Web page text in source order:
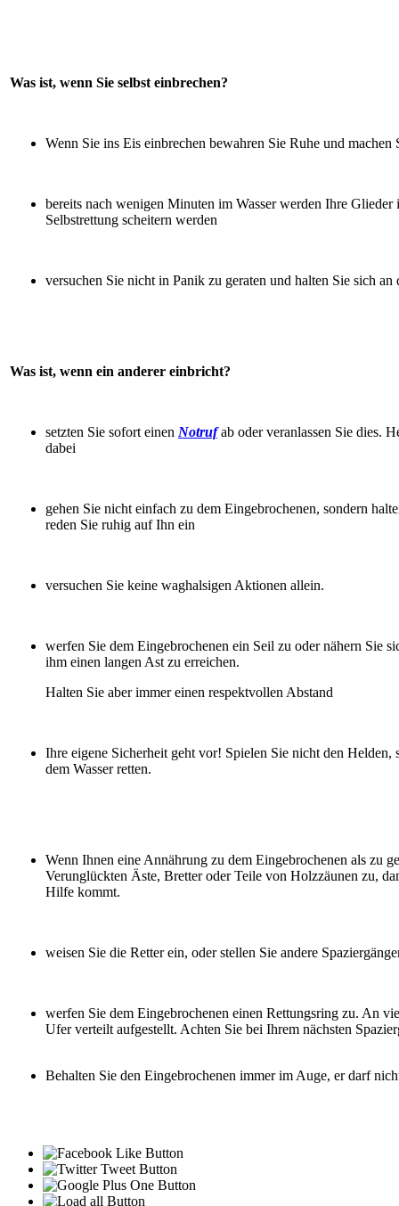
Was ist, wenn Sie selbst einbrechen?
Wenn Sie ins Eis einbrechen bewahren Sie Ruhe und machen
bereits nach wenigen Minuten im Wasser werden Ihre Glieder
Selbstrettung scheitern werden
versuchen Sie nicht in Panik zu geraten und halten Sie sich an
Was ist, wenn ein anderer einbricht?
setzten Sie sofort einen Notruf ab oder veranlassen Sie dies.
dabei
gehen Sie nicht einfach zu dem Eingebrochenen, sondern
reden Sie ruhig auf Ihn ein
versuchen Sie keine waghalsigen Aktionen allein.
werfen Sie dem Eingebrochenen ein Seil zu oder nähern Sie
ihm einen langen Ast zu erreichen.
Halten Sie aber immer einen respektvollen Abstand
Ihre eigene Sicherheit geht vor! Spielen Sie nicht den
dem Wasser retten.
Wenn Ihnen eine Annährung zu dem Eingebrochenen als zu
Verunglückten Äste, Bretter oder Teile von Holzzäunen zu,
Hilfe kommt.
weisen Sie die Retter ein, oder stellen Sie andere
werfen Sie dem Eingebrochenen einen Rettungsring zu. An
Ufer verteilt aufgestellt. Achten Sie bei Ihrem nächsten
Behalten Sie den Eingebrochenen immer im Auge, er darf